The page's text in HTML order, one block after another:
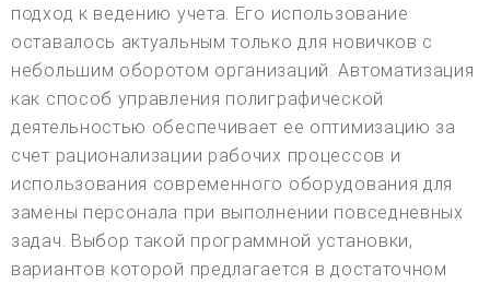
подход к ведению учета. Его использование
оставалось актуальным только для новичков с
небольшим оборотом организаций. Автоматизация
как способ управления полиграфической
деятельностью обеспечивает ее оптимизацию за
счет рационализации рабочих процессов и
использования современного оборудования для
замены персонала при выполнении повседневных
задач. Выбор такой программной установки,
вариантов которой предлагается в достаточном